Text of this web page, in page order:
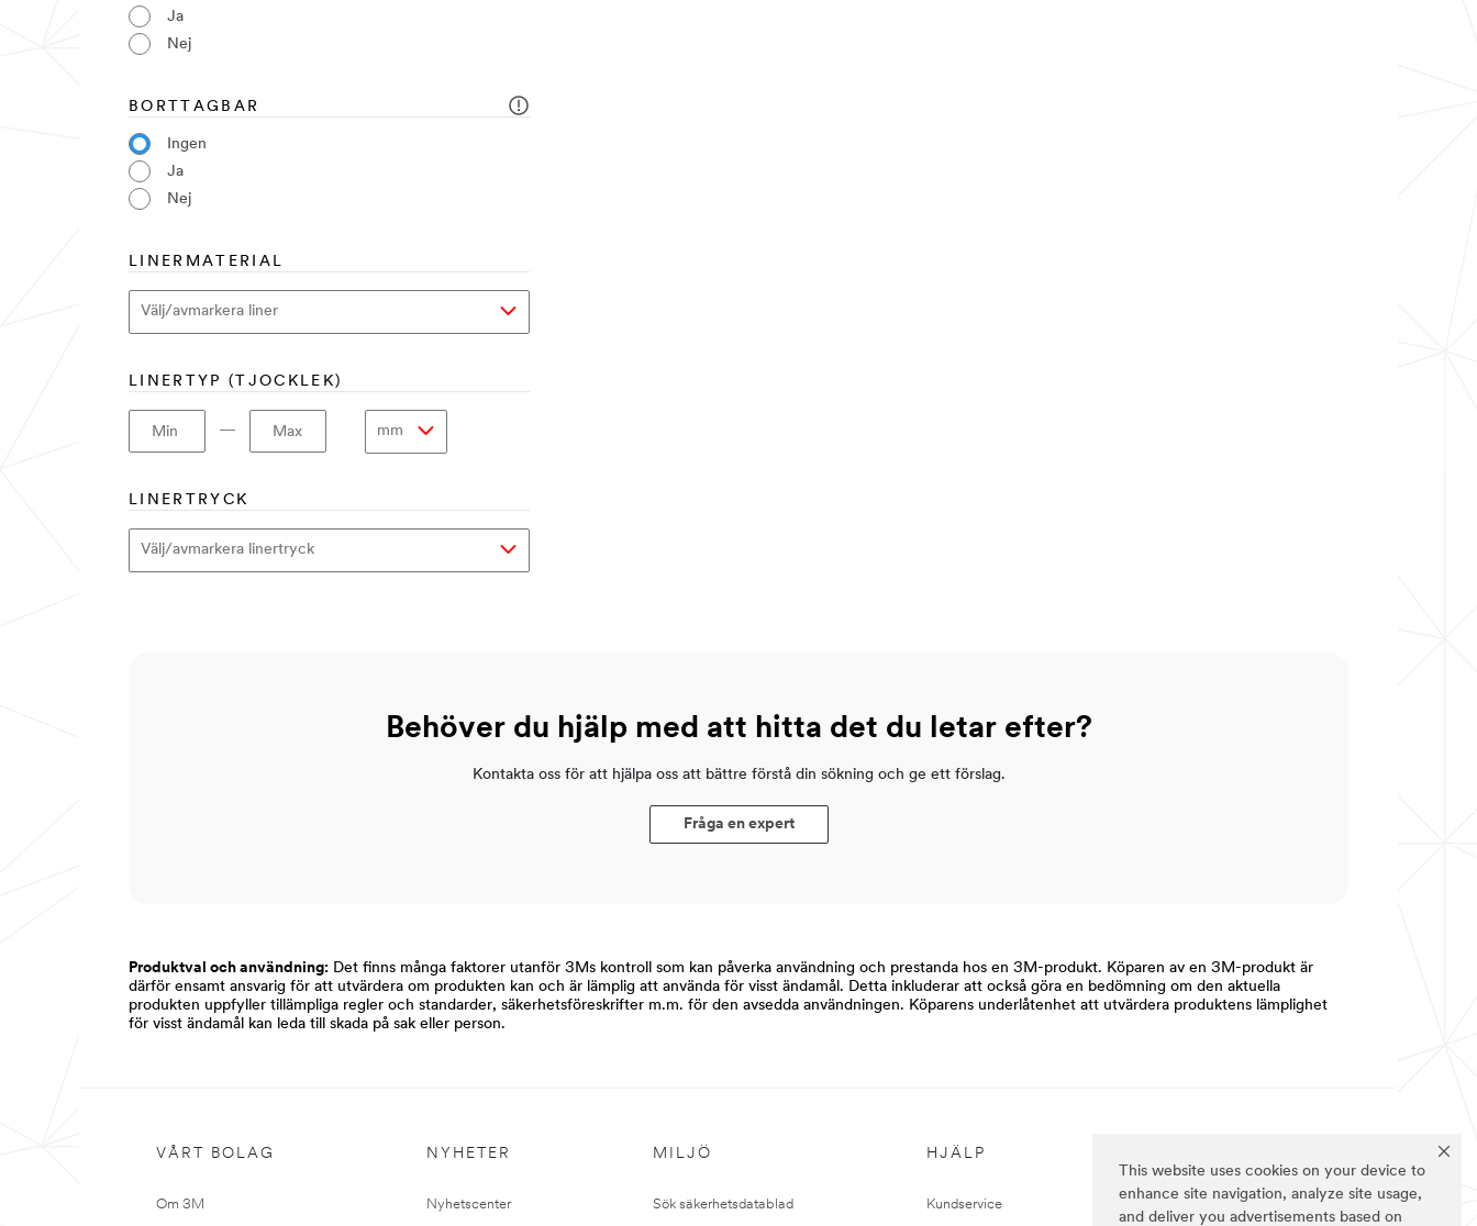
This website uses cookies on your device to
enhance site navigation, analyze site usage,
and deliver you advertisements based on
Ja
Nej
BORTTAGBAR
Ingen
Ja
Nej
LINERMATERIAL
LINERTYP (TJOCKLEK)
Min ― Max
LINERTRYCK
Behöver du hjälp med att hitta det du letar efter?
Kontakta oss för att hjälpa oss att bättre förstå din sökning och ge ett förslag.
Fråga en expert
Produktval och användning: Det finns många faktorer utanför 3Ms kontroll som kan påverka användning och prestanda hos en 3M-produkt. Köparen av en 3M-produkt är
därför ensamt ansvarig för att utvärdera om produkten kan och är lämplig att använda för visst ändamål. Detta inkluderar att också göra en bedömning om den aktuella
produkten uppfyller tillämpliga regler och standarder, säkerhetsföreskrifter m.m. för den avsedda användningen. Köparens underlåtenhet att utvärdera produktens lämplighet
för visst ändamål kan leda till skada på sak eller person.
MejlaVÅRT BOLAG
Om 3M
NYHETER
Nyhetscenter
MILJÖ
Sök säkerhetsdatablad
HJÄLP
Kundservice